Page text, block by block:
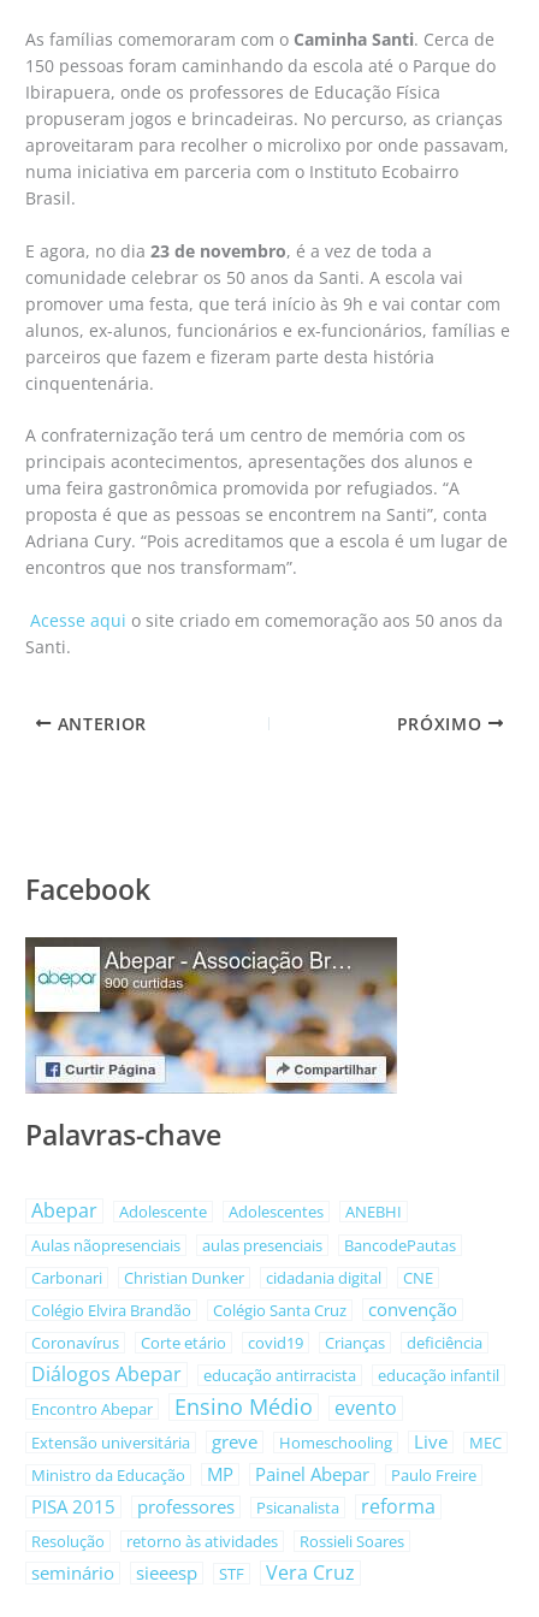
As famílias comemoraram com o Caminha Santi. Cerca de
150 pessoas foram caminhando da escola até o Parque do
Ibirapuera, onde os professores de Educação Física
propuseram jogos e brincadeiras. No percurso, as crianças
aproveitaram para recolher o microlixo por onde passavam,
numa iniciativa em parceria com o Instituto Ecobairro
Brasil.
E agora, no dia23 de novembro, é a vez de toda a
comunidade celebrar os 50 anos da Santi. A escola vai
promover uma festa, que terá início às 9h e vai contar com
alunos, ex-alunos, funcionários e ex-funcionários, famílias e
parceiros que fazem e fizeram parte desta história
cinquentenária.
A confraternização terá um centro de memória com os
principais acontecimentos, apresentações dos alunos e
uma feira gastronômica promovida por refugiados. “A
proposta é que as pessoas se encontrem na Santi”, conta
Adriana Cury. “Pois acreditamos que a escola é um lugar de
encontros que nos transformam”.
Acesse aqui o site criado em comemoração aos 50 anos da
Santi.
ANTERIOR PRÓXIMO
Facebook
Palavras-chave
Abepar Adolescente Adolescentes
ANEBHI
Aulas nãopresenciais
aulas presenciais
BancodePautas
Carbonari
Christian Dunker cidadania digital
CNE
Colégio Elvira Brandão
Colégio Santa Cruz convenção
Coronavírus Corte etário covid19 Crianças deficiência
Diálogos Abepar educação antirracista
educação infantil
Encontro Abepar
Ensino Médio evento
Extensão universitária greve Homeschooling Live
MEC
Ministro da Educação
MP Painel Abepar Paulo Freire
PISA 2015 professores Psicanalista reforma
Resolução retorno às atividades Rossieli Soares
seminário sieeesp STF Vera Cruz